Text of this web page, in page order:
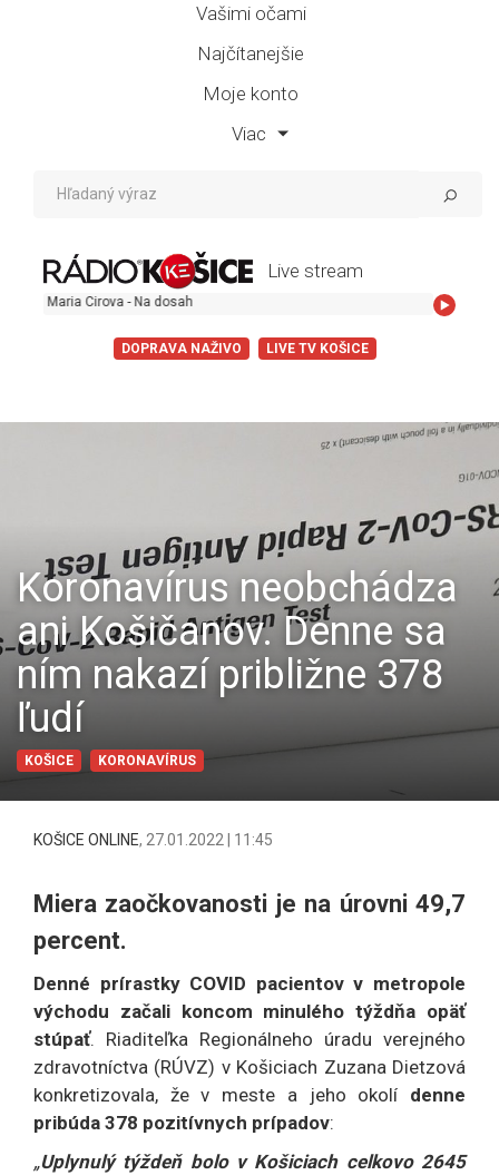
Vašimi očami
Najčítanejšie
Moje konto
Viac
Live stream
Cirova - Na dosah
DOPRAVA NAŽIVO LIVE TV KOŠICE
Koronavírus neobchádza
ani Košičanov. Denne sa
ním nakazí približne 378
ľudí
KOŠICE KORONAVÍRUS
KOŠICE ONLINE, 27.01.2022 | 11:45
Miera zaočkovanosti je na úrovni 49,7
percent.
Denné prírastky COVID pacientov v metropole
východu začali koncom minulého týždňa opäť
stúpať. Riaditeľka Regionálneho úradu verejného
zdravotníctva (RÚVZ) v Košiciach Zuzana Dietzová
konkretizovala, že v meste a jeho okolí denne
pribúda 378 pozitívnych prípadov:
„Uplynulý týždeň bolo v Košiciach celkovo 2645